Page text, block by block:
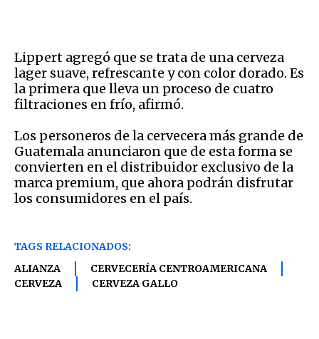
Lippert agregó que se trata de una cerveza
lager suave, refrescante y con color dorado. Es
la primera que lleva un proceso de cuatro
filtraciones en frío, afirmó.
Los personeros de la cervecera más grande de
Guatemala anunciaron que de esta forma se
convierten en el distribuidor exclusivo de la
marca premium, que ahora podrán disfrutar
los consumidores en el país.
TAGS RELACIONADOS:
ALIANZA
CERVECERÍA CENTROAMERICANA
CERVEZA
CERVEZA GALLO